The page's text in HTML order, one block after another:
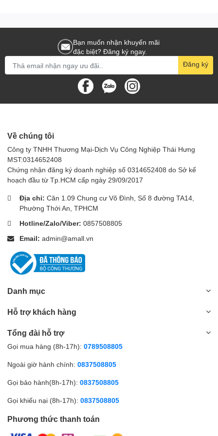
Bạn muốn nhận khuyến mãi
đặc biệt? Đăng ký ngay.
Đăng ký
Về chúng tôi
Công ty TNHH Thương Mại-Dịch Vụ Công Nghiệp Thái Hưng
MST:0314652408
Chứng nhận đăng ký doanh nghiệp số 0314652408 do Sở kế
hoạch đầu từ Tp.HCM cấp ngày 29/09/2017
Địa chỉ: Căn 1.09 Chung cư Võ Đình, Số 8 đường TA14,
Phường Thới An, TPHCM
Hotline/Zalo/Viber: 0857508805
Email: admin@amall.vn
Danh mục
Hỗ trợ khách hàng
Tổng đài hỗ trợ
Gọi mua hàng (8h-17h): 0789508805
Ngoài giờ hành chính: 0837508805
Gọi bảo hành(8h-17h): 0837508805
Gọi khiếu nại (8h-17h): 0837508805
Phương thức thanh toán